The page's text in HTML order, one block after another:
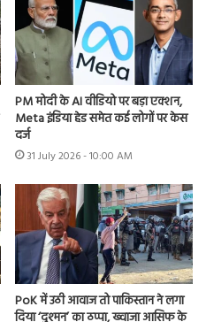
PM मोदी के AI वीडियो पर बड़ा एक्शन,
Meta इंडिया हेड समेत कई लोगों पर केस
दर्ज
31 July 2026 - 10:00 AM
PoK में उठी आवाज तो पाकिस्तान ने लगा